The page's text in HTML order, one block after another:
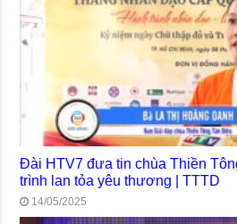
Đài HTV7 đưa tin chùa Thiền
trình lan tỏa yêu thương | TTTD
14/05/2025